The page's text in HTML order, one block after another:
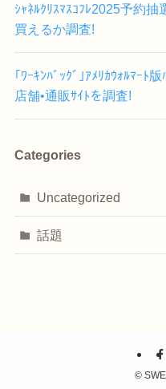
ｼｬﾈﾙｸﾘｽﾏｽｺﾌﾚ2025予約
買えるか調査!
｢ﾜｰｷﾝﾊﾞｯｸﾞ｣ｱﾒﾘｶｳｫﾙﾏｰﾄ
店舗•通販ｻｲﾄを調査!
Categories
Uncategorized
話題
©